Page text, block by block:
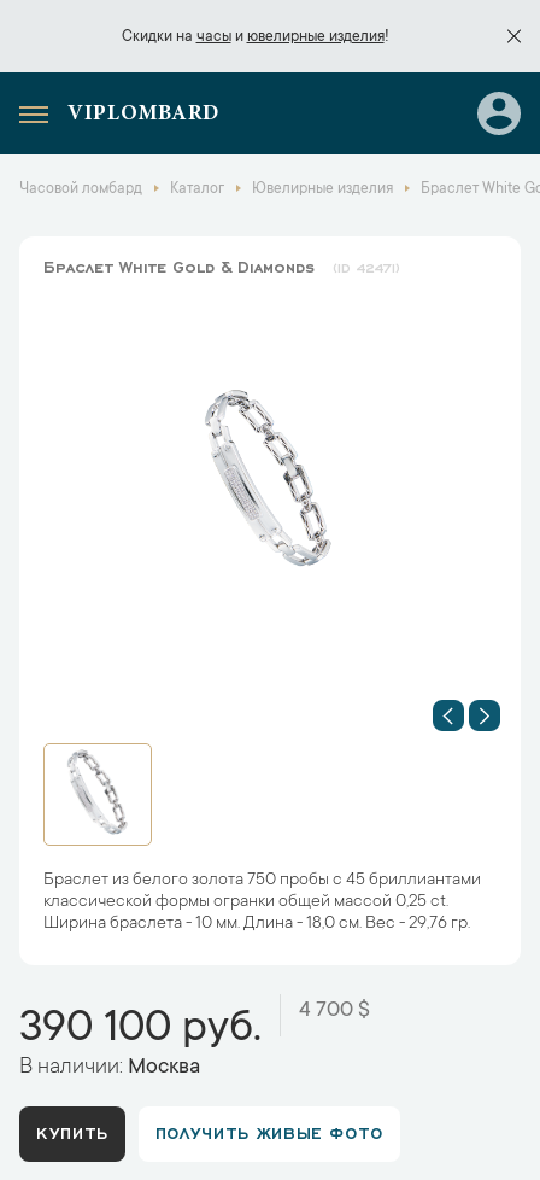
Скидки на часыи ювелирные изделия!
Скидки начасы
VIPLOMBARD
Часовой ломбард Каталог Ювелирные изделия Браслет White
Браслет White Gold & Diamonds 42471
Браслет из белого золота 750 пробы с 45 бриллиантами
классической формы огранки общей массой 0,25 ct.
Ширина браслета - 10 мм. Длина - 18,0 см. Вес - 29,76 гр.
390 100 руб. 4 700 $
В наличии: Москва
КУПИТЬ ПОЛУЧИТЬ ЖИВЫЕ ФОТО